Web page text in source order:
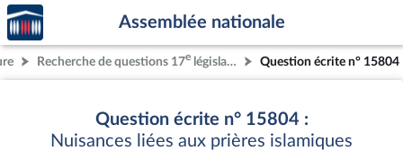
Aller au contenu
Aller en bas de la page
Accèder
à la
page
d'accueil
Assemblée nationale
Recherche de questions 17e législature Question écrite n° 15804
Question écrite n° 15804 :
Nuisances liées aux prières islamiques